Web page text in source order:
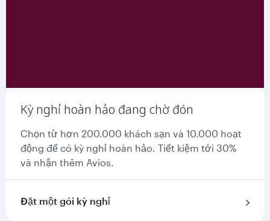
Kỳ nghỉ hoàn hảo đang chờ đón
Chọn từ hơn 200.000 khách sạn và 10.000 hoạt
động để có kỳ nghỉ hoàn hảo. Tiết kiệm tới 30%
và nhận thêm Avios.
Đặt một gói kỳ nghỉ